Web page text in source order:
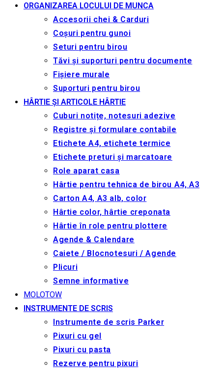
ORGANIZAREA LOCULUI DE MUNCA
Accesorii chei & Сarduri
Coșuri pentru gunoi
Seturi pentru birou
Tăvi și suporturi pentru documente
Fișiere murale
Suporturi pentru birou
HÂRTIE ȘI ARTICOLE HÂRTIE
Cuburi notițe, notesuri adezive
Registre și formulare contabile
Etichete A4, etichete termice
Etichete preturi și marcatoare
Role aparat casa
Hârtie pentru tehnica de birou A4, A3
Carton A4, A3 alb, color
Hârtie color, hârtie creponata
Hârtie în role pentru plottere
Agende & Calendare
Caiete / Blocnotesuri / Agende
Plicuri
Semne informative
MOLOTOW
INSTRUMENTE DE SCRIS
Instrumente de scris Parker
Pixuri cu gel
Pixuri cu pasta
Rezerve pentru pixuri